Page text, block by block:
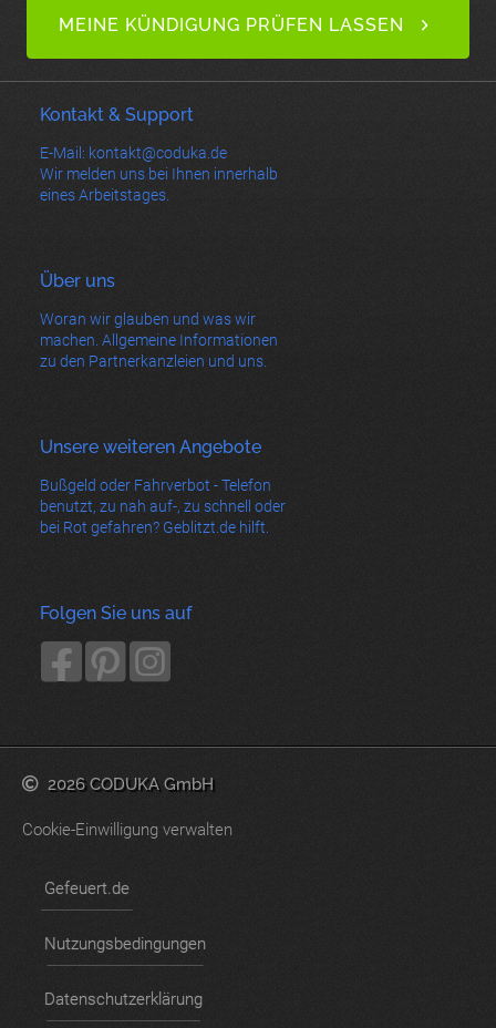
MEINE KÜNDIGUNG PRÜFEN LASSEN
Kontakt & Support
E-Mail: kontakt@coduka.de
Wir melden uns bei Ihnen innerhalb
eines Arbeitstages.
Über uns
Woran wir glauben und was wir
machen. Allgemeine Informationen
zu den Partnerkanzleien und uns.
Unsere weiteren Angebote
Bußgeld oder Fahrverbot - Telefon
benutzt, zu nah auf-, zu schnell oder
bei Rot gefahren? Geblitzt.de hilft.
Folgen Sie uns auf
2026 CODUKA GmbH
Cookie-Einwilligung verwalten
Gefeuert.de
Nutzungsbedingungen
Datenschutzerklärung